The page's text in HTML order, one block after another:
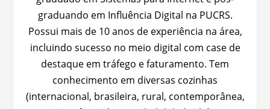
graduando em Influência Digital na PUCRS.
Possui mais de 10 anos de experiência na área,
incluindo sucesso no meio digital com case de
destaque em tráfego e faturamento. Tem
conhecimento em diversas cozinhas
(internacional, brasileira, rural, contemporânea,